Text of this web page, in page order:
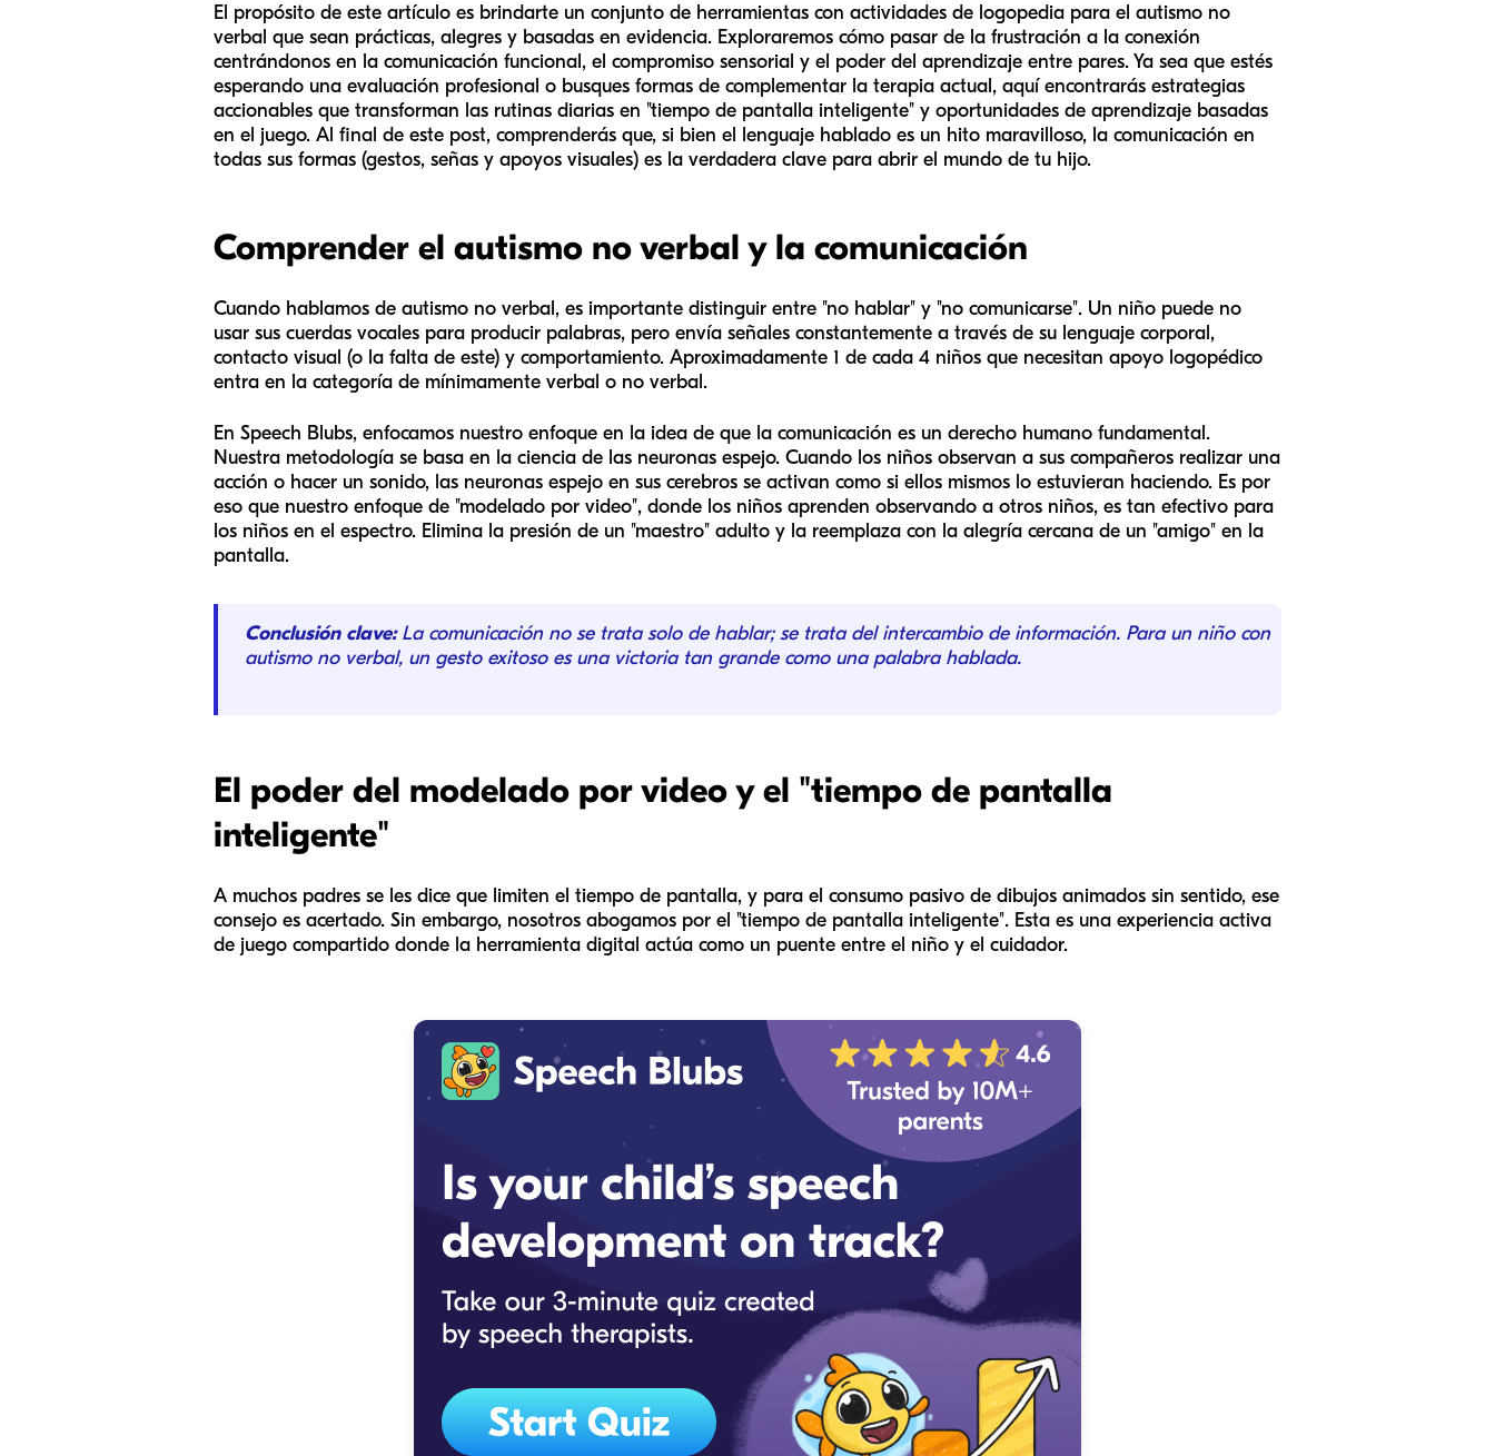
El propósito de este artículo es brindarte un conjunto de herramientas con actividades de logopedia para el autismo no
verbal que sean prácticas, alegres y basadas en evidencia. Exploraremos cómo pasar de la frustración a la conexión
centrándonos en la comunicación funcional, el compromiso sensorial y el poder del aprendizaje entre pares. Ya sea que estés
esperando una evaluación profesional o busques formas de complementar la terapia actual, aquí encontrarás estrategias
accionables que transforman las rutinas diarias en "tiempo de pantalla inteligente" y oportunidades de aprendizaje basadas
en el juego. Al final de este post, comprenderás que, si bien el lenguaje hablado es un hito maravilloso, la comunicación en
todas sus formas (gestos, señas y apoyos visuales) es la verdadera clave para abrir el mundo de tu hijo.
Comprender el autismo no verbal y la comunicación
Cuando hablamos de autismo no verbal, es importante distinguir entre "no hablar" y "no comunicarse". Un niño puede no
usar sus cuerdas vocales para producir palabras, pero envía señales constantemente a través de su lenguaje corporal,
contacto visual (o la falta de este) y comportamiento. Aproximadamente 1 de cada 4 niños que necesitan apoyo logopédico
entra en la categoría de mínimamente verbal o no verbal.
En Speech Blubs, enfocamos nuestro enfoque en la idea de que la comunicación es un derecho humano fundamental.
Nuestra metodología se basa en la ciencia de las neuronas espejo. Cuando los niños observan a sus compañeros realizar una
acción o hacer un sonido, las neuronas espejo en sus cerebros se activan como si ellos mismos lo estuvieran haciendo. Es por
eso que nuestro enfoque de "modelado por video", donde los niños aprenden observando a otros niños, es tan efectivo para
los niños en el espectro. Elimina la presión de un "maestro" adulto y la reemplaza con la alegría cercana de un "amigo" en la
pantalla.
Conclusión clave:La comunicación no se trata solo de hablar; se trata del intercambio de información. Para un niño con
autismo no verbal, un gesto exitoso es una victoria tan grande como una palabra hablada.
El poder del modelado por video y el "tiempo de pantalla
inteligente"
A muchos padres se les dice que limiten el tiempo de pantalla, y para el consumo pasivo de dibujos animados sin sentido, ese
consejo es acertado. Sin embargo, nosotros abogamos por el "tiempo de pantalla inteligente". Esta es una experiencia activa
de juego compartido donde la herramienta digital actúa como un puente entre el niño y el cuidador.